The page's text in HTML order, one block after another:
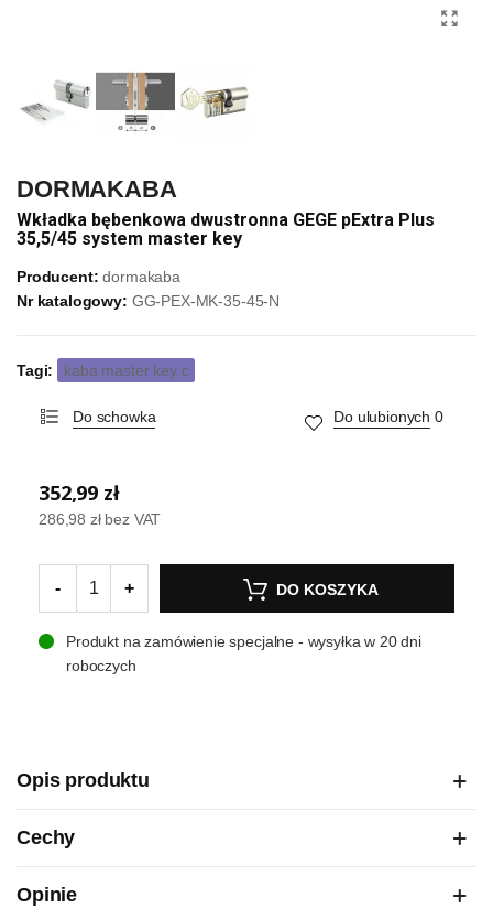
DORMAKABA
Wkładka bębenkowa dwustronna GEGE pExtra Plus
35,5/45 system master key
Producent: dormakaba
Nr katalogowy: GG-PEX-MK-35-45-N
Tagi: kaba master key c
Do schowka Do ulubionych 0
352,99 zł
286,98 zł bez VAT
- + DO KOSZYKA
Produkt na zamówienie specjalne - wysyłka w 20 dni
roboczych
Opis produktu
Cechy
Opinie